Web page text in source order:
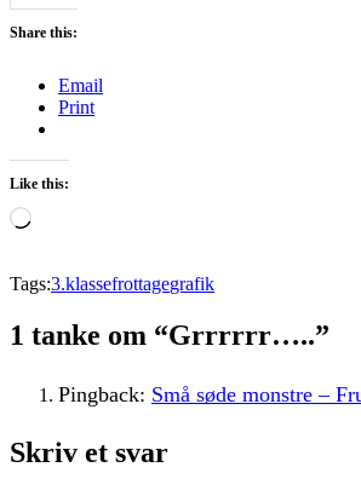
Share this:
Email
Print
Like this:
Loading…
Tags:3.klassefrottagegrafik
1 tanke om “Grrrrrr…..”
Pingback: Små søde monstre –
Skriv et svar